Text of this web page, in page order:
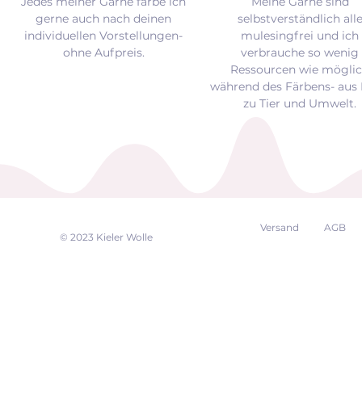
gerne auch nach deinen
individuellen Vorstellungen-
ohne Aufpreis.
selbstverständlich alle
mulesingfrei und ich
verbrauche so wenig
Ressourcen wie
während des Färbens- aus
zu Tier und Umwelt.
© 2023 Kieler Wolle
Versand AGB